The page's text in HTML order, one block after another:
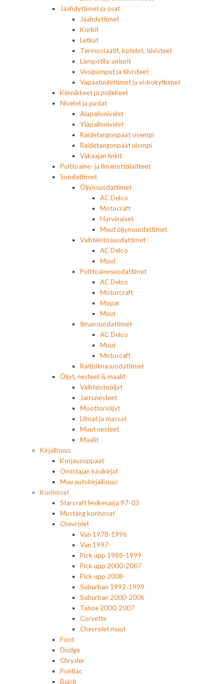
Jäähdyttimet ja osat
Jäähdyttimet
Korkit
Letkut
Termostaatit, kotelot, tiivisteet
Lämpötila-anturit
Vesipumput ja tiivisteet
Vapaatuulettimet ja viskokytkimet
Kiinnikkeet ja pidikkeet
Nivelet ja puslat
Alapallonivelet
Yläpallonivelet
Raidetangonpäät sisempi
Raidetangonpäät ulompi
Vakaajan linkit
Polttoaine- ja ilmanottolaitteet
Suodattimet
Öljynsuodattimet
AC Delco
Motocraft
Harvinaiset
Muut öljynsuodattimet
Vaihteistosuodattimet
AC Delco
Muut
Polttoainesuodattimet
AC Delco
Motorcraft
Mopar
Muut
Ilmansuodattimet
AC Delco
Muut
Motorcaft
Raitisilmasuodattimet
Öljyt, nesteet & maalit
Vaihteistoöljyt
Jarrunesteet
Moottoriöljyt
Liimat ja massat
Muut nesteet
Maalit
Kirjallisuus
Korjausoppaat
Omistajan käsikirjat
Muu autokirjallisuus
Korinosat
Starcraft levikesarja 97-03
Mustang korinosat
Chevrolet
Van 1978-1996
Van 1997-
Pick upp 1988-1999
Pick upp 2000-2007
Pick upp 2008-
Suburban 1992-1999
Suburban 2000-2006
Tahoe 2000-2007
Corvette
Chevrolet muut
Ford
Dodge
Chrysler
Pontiac
Buick